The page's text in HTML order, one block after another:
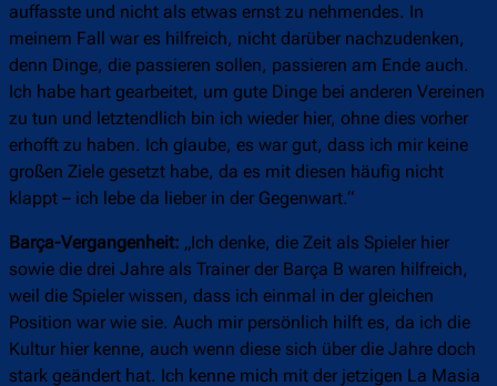
auffasste und nicht als etwas ernst zu nehmendes. In
meinem Fall war es hilfreich, nicht darüber nachzudenken,
denn Dinge, die passieren sollen, passieren am Ende auch.
Ich habe hart gearbeitet, um gute Dinge bei anderen Vereinen
zu tun und letztendlich bin ich wieder hier, ohne dies vorher
erhofft zu haben. Ich glaube, es war gut, dass ich mir keine
großen Ziele gesetzt habe, da es mit diesen häufig nicht
klappt – ich lebe da lieber in der Gegenwart.“
Barça-Vergangenheit: „Ich denke, die Zeit als Spieler hier
sowie die drei Jahre als Trainer der Barça B waren hilfreich,
weil die Spieler wissen, dass ich einmal in der gleichen
Position war wie sie. Auch mir persönlich hilft es, da ich die
Kultur hier kenne, auch wenn diese sich über die Jahre doch
stark geändert hat. Ich kenne mich mit der jetzigen La Masia